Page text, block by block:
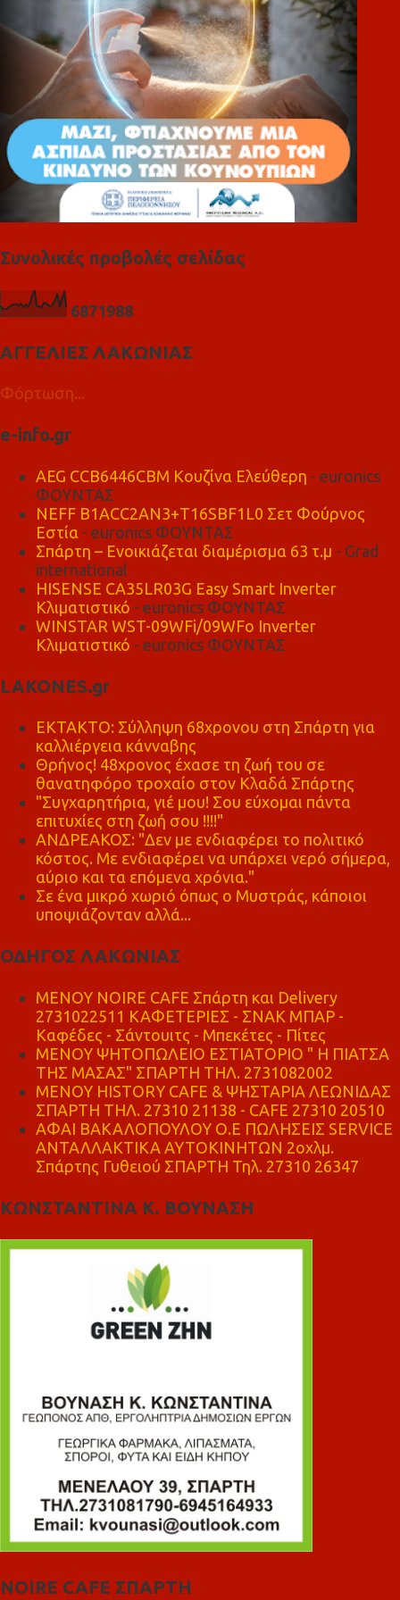
Συνολικές προβολές σελίδας
6871988
ΑΓΓΕΛΙΕΣ ΛΑΚΩΝΙΑΣ
Φόρτωση...
e-info.gr
AEG CCB6446CBM Κουζίνα Ελεύθερη - euronics
ΦΟΥΝΤΑΣ
NEFF B1ACC2AN3+T16SBF1L0 Σετ Φούρνος
Εστία - euronics ΦΟΥΝΤΑΣ
Σπάρτη – Ενοικιάζεται διαμέρισμα 63 τ.μ - Grad
international
HISENSE CA35LR03G Easy Smart Inverter
Κλιματιστικό - euronics ΦΟΥΝΤΑΣ
WINSTAR WST-09WFi/09WFo Inverter
Κλιματιστικό - euronics ΦΟΥΝΤΑΣ
LAKONES.gr
ΕΚΤΑΚΤΟ: Σύλληψη 68χρονου στη Σπάρτη για
καλλιέργεια κάνναβης
Θρήνος! 48χρονος έχασε τη ζωή του σε
θανατηφόρο τροχαίο στον Κλαδά Σπάρτης
"Συγχαρητήρια, γιέ μου! Σου εύχομαι πάντα
επιτυχίες στη ζωή σου !!!!"
ΑΝΔΡΕΑΚΟΣ: "Δεν με ενδιαφέρει το πολιτικό
κόστος. Με ενδιαφέρει να υπάρχει νερό σήμερα,
αύριο και τα επόμενα χρόνια."
Σε ένα μικρό χωριό όπως ο Μυστράς, κάποιοι
υποψιάζονταν αλλά...
ΟΔΗΓΟΣ ΛΑΚΩΝΙΑΣ
MENOY NOIRE CAFE Σπάρτη και Delivery
2731022511 ΚΑΦΕΤΕΡΙΕΣ - ΣΝΑΚ ΜΠΑΡ -
Καφέδες - Σάντουιτς - Μπεκέτες - Πίτες
ΜΕΝΟΥ ΨΗΤΟΠΩΛΕΙΟ ΕΣΤΙΑΤΟΡΙΟ " Η ΠΙΑΤΣΑ
ΤΗΣ ΜΑΣΑΣ" ΣΠΑΡΤΗ ΤΗΛ. 2731082002
ΜΕΝΟΥ HISTORY CAFE & ΨΗΣΤΑΡΙΑ ΛΕΩΝΙΔΑΣ
ΣΠΑΡΤΗ ΤΗΛ. 27310 21138 - CAFE 27310 20510
ΑΦΑΙ ΒΑΚΑΛΟΠΟΥΛΟΥ Ο.Ε ΠΩΛΗΣΕΙΣ SERVICE
ΑΝΤΑΛΛΑΚΤΙΚΑ ΑΥΤΟΚΙΝΗΤΩΝ 2οχλμ.
Σπάρτης Γυθειού ΣΠΑΡΤΗ Τηλ. 27310 26347
ΚΩΝΣΤΑΝΤΙΝΑ Κ. ΒΟΥΝΑΣΗ
NOIRE CAFE ΣΠΑΡΤΗ